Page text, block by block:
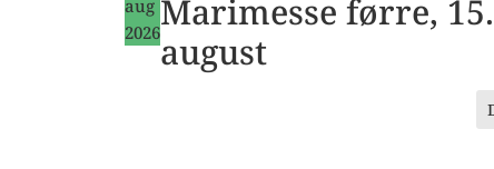
aug
2026Marimesse førre, 15.
august